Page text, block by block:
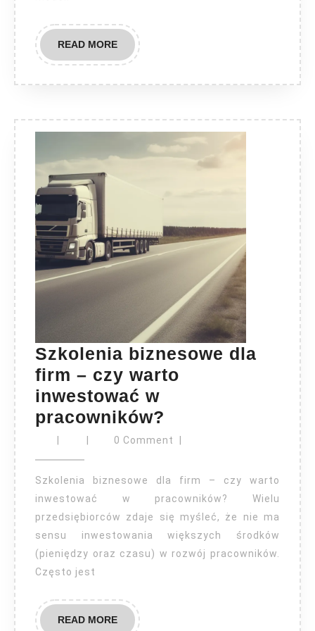
READ MOREREAD
MORE
Szkolenia biznesowe dla
firm – czy warto
inwestować w
pracowników?
biznesowe
firm
–
czy
warto
inwestować
0 Comment
Szkolenia biznesowe dla firm – czy warto
inwestować w pracowników? Wielu
przedsiębiorców zdaje się myśleć, że nie ma
sensu inwestowania większych środków
(pieniędzy oraz czasu) w rozwój pracowników.
Często jest
READ MOREREAD